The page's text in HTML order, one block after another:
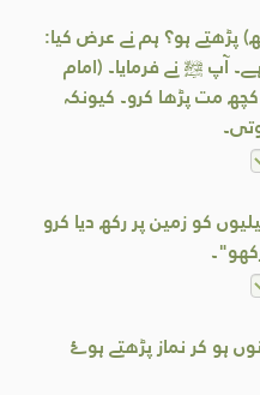
پڑھتے ہو؟ ہم نے عرض کیا:
آپ ﷺ نے فرمایا۔ (امام
مت پڑھا کرو۔ کیونکہ
کو زمین پر رکھ دیا کرو
رسول اللہ ﷺ کو میں نے چہار زانوں ہو کر نماز پڑھتے ہو‎ۓ